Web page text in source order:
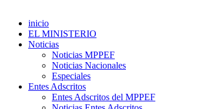
inicio
EL MINISTERIO
Noticias
Noticias MPPEF
Noticias Nacionales
Especiales
Entes Adscritos
Entes Adscritos del MPPEF